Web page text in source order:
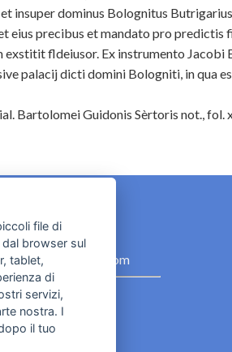
insuper dominus Bolognitus
eius precibus et mandato pro predictis
exstitit fldeiusor. Ex instrumento Jacobi
palacij dicti domini Bologniti, in qua
Bartolomei Guidonis Sèrtoris not., fol.
privacy
file di
browser sul
tablet,
di
servizi,
nostra. I
il tuo